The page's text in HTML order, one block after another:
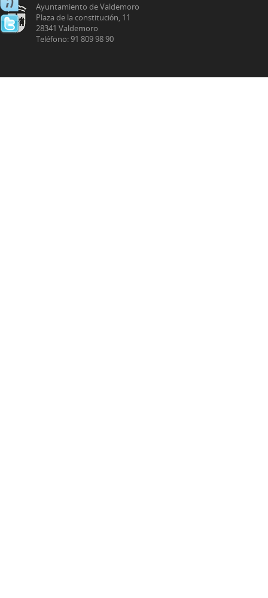
Ayuntamiento de Valdemoro
Plaza de la constitución, 11
28341 Valdemoro
Teléfono: 91 809 98 90